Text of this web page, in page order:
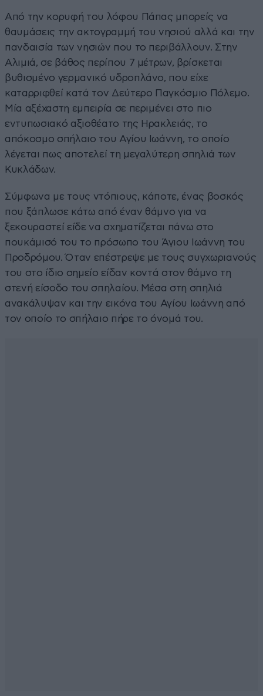
Από την κορυφή του λόφου Πάπας μπορείς να
θαυμάσεις την ακτογραμμή του νησιού αλλά και την
πανδαισία των νησιών που το περιβάλλουν. Στην
Αλιμιά, σε βάθος περίπου 7 μέτρων, βρίσκεται
βυθισμένο γερμανικό υδροπλάνο, που είχε
καταρριφθεί κατά τον Δεύτερο Παγκόσμιο Πόλεμο.
Μία αξέχαστη εμπειρία σε περιμένει στο πιο
εντυπωσιακό αξιοθέατο της Ηρακλειάς, το
απόκοσμο σπήλαιο του Αγίου Ιωάννη, το οποίο
λέγεται πως αποτελεί τη μεγαλύτερη σπηλιά των
Κυκλάδων.
Σύμφωνα με τους ντόπιους, κάποτε, ένας βοσκός
που ξάπλωσε κάτω από έναν θάμνο για να
ξεκουραστεί είδε να σχηματίζεται πάνω στο
πουκάμισό του το πρόσωπο του Άγιου Ιωάννη του
Προδρόμου. Όταν επέστρεψε με τους συγχωριανούς
του στο ίδιο σημείο είδαν κοντά στον θάμνο τη
στενή είσοδο του σπηλαίου. Μέσα στη σπηλιά
ανακάλυψαν και την εικόνα του Αγίου Ιωάννη από
τον οποίο το σπήλαιο πήρε το όνομά του.